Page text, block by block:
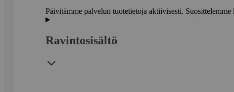
Päivitämme palvelun tuotetietoja aktiivisesti.
Ravintosisältö